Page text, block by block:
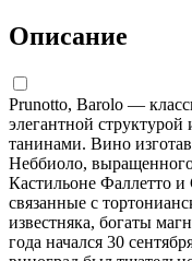
Описание
Prunotto, Barolo —
элегантной
танинами. Вино
Неббиоло,
Кастильоне Фаллетто
связанные с
известняка, богаты
года начался 30